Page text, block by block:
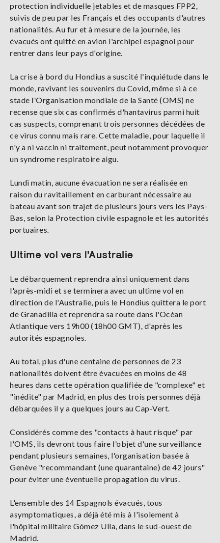
protection individuelle jetables et de masques FPP2,
suivis de peu par les Français et des occupants d'autres
nationalités. Au fur et à mesure de la journée, les
évacués ont quitté en avion l'archipel espagnol pour
rentrer dans leur pays d'origine.
La crise à bord du Hondius a suscité l'inquiétude dans le
monde, ravivant les souvenirs du Covid, même si à ce
stade l'Organisation mondiale de la Santé (OMS) ne
recense que six cas confirmés d'hantavirus parmi huit
cas suspects, comprenant trois personnes décédées de
ce virus connu mais rare. Cette maladie, pour laquelle il
n'y a ni vaccin ni traitement, peut notamment provoquer
un syndrome respiratoire aigu.
Lundi matin, aucune évacuation ne sera réalisée en
raison du ravitaillement en carburant nécessaire au
bateau avant son trajet de plusieurs jours vers les Pays-
Bas, selon la Protection civile espagnole et les autorités
portuaires.
Ultime vol vers l'Australie
Le débarquement reprendra ainsi uniquement dans
l'après-midi et se terminera avec un ultime vol en
direction de l'Australie, puis le Hondius quittera le port
de Granadilla et reprendra sa route dans l'Océan
Atlantique vers 19h00 (18h00 GMT), d'après les
autorités espagnoles.
Au total, plus d'une centaine de personnes de 23
nationalités doivent être évacuées en moins de 48
heures dans cette opération qualifiée de "complexe" et
"inédite" par Madrid, en plus des trois personnes déjà
débarquées il y a quelques jours au Cap-Vert.
Considérés comme des "contacts à haut risque" par
l'OMS, ils devront tous faire l'objet d'une surveillance
pendant plusieurs semaines, l'organisation basée à
Genève "recommandant (une quarantaine) de 42 jours"
pour éviter une éventuelle propagation du virus.
L'ensemble des 14 Espagnols évacués, tous
asymptomatiques, a déjà été mis à l'isolement à
l'hôpital militaire Gómez Ulla, dans le sud-ouest de
Madrid.